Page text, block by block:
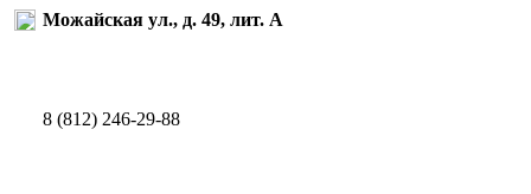
Можайская ул., д. 49, лит. А
8 (812) 246-29-88